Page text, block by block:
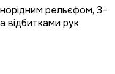
рельєфом, 3–
відбитками рук